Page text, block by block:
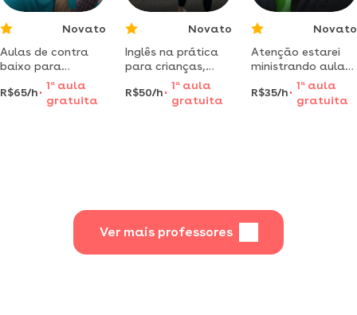
Novato
Aulas de contra
baixo para
iniciantes, com
didática simples e
direta, sem lenga
R$65/h
1 aaula
gratuita
Novato
Inglês na prática
para crianças,
didático, simples e
fácil. com a
professora com
R$50/h
1 a aula
gratuita
Novato
Atenção estarei
ministrando aula
de reforço escolar
nas áreas de
matemática
R$35/h
1 aaula
gratuita
Ver mais professores